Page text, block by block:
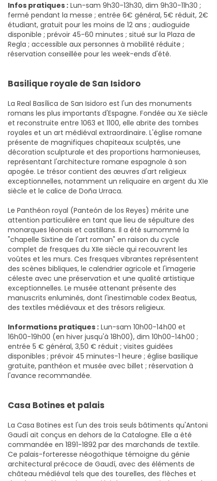
Infos pratiques : Lun-sam 9h30-13h30, dim 9h30-11h30 ;
fermé pendant la messe ; entrée 6€ général, 5€ réduit, 2€
étudiant, gratuit pour les moins de 12 ans ; audioguide
disponible ; prévoir 45-60 minutes ; situé sur la Plaza de
Regla ; accessible aux personnes à mobilité réduite ;
réservation conseillée pour les week-ends d'été.
Basilique royale de San Isidoro
La Real Basílica de San Isidoro est l'un des monuments
romans les plus importants d'Espagne. Fondée au Xe siècle
et reconstruite entre 1063 et 1100, elle abrite des tombes
royales et un art médiéval extraordinaire. L'église romane
présente de magnifiques chapiteaux sculptés, une
décoration sculpturale et des proportions harmonieuses,
représentant l'architecture romane espagnole à son
apogée. Le trésor contient des œuvres d'art religieux
exceptionnelles, notamment un reliquaire en argent du XIe
siècle et le calice de Doña Urraca.
Le Panthéon royal (Panteón de los Reyes) mérite une
attention particulière en tant que lieu de sépulture des
monarques léonais et castillans. Il a été surnommé la
"chapelle Sixtine de l'art roman" en raison du cycle
complet de fresques du XIIe siècle qui recouvrent les
voûtes et les murs. Ces fresques vibrantes représentent
des scènes bibliques, le calendrier agricole et l'imagerie
céleste avec une préservation et une qualité artistique
exceptionnelles. Le musée attenant présente des
manuscrits enluminés, dont l'inestimable codex Beatus,
des textiles médiévaux et des trésors religieux.
Informations pratiques : Lun-sam 10h00-14h00 et
16h00-19h00 (en hiver jusqu'à 18h00), dim 10h00-14h00 ;
entrée 5 € général, 3,50 € réduit ; visites guidées
disponibles ; prévoir 45 minutes-1 heure ; église basilique
gratuite, panthéon et musée avec billet ; réservation à
l'avance recommandée.
Casa Botines et palais
La Casa Botines est l'un des trois seuls bâtiments qu'Antoni
Gaudí ait conçus en dehors de la Catalogne. Elle a été
commandée en 1891-1892 par des marchands de textile.
Ce palais-forteresse néogothique témoigne du génie
architectural précoce de Gaudí, avec des éléments de
château médiéval tels que des tourelles, des flèches et